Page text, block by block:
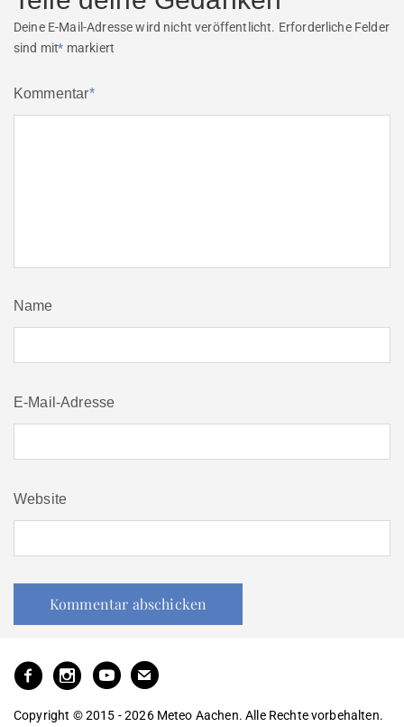
Deine E-Mail-Adresse wird nicht veröffentlicht. Erforderliche Felder
sind mit* markiert
Kommentar*
Name
E-Mail-Adresse
Website
Copyright © 2015 - 2026 Meteo Aachen. Alle Rechte vorbehalten.